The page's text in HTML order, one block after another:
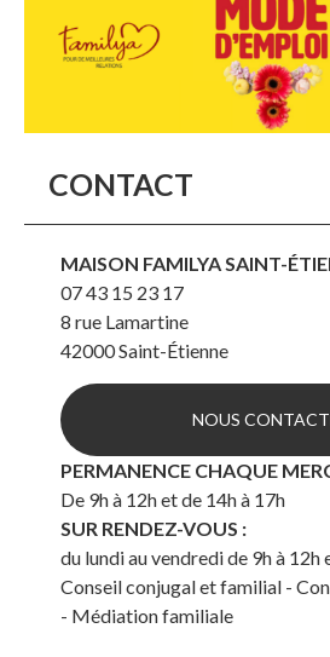
CONTACT
MAISON FAMILYA SAINT-
07 43 15 23 17
8 rue Lamartine
42000Saint-Étienne
NOUS
PERMANENCE CHAQUE
De 9h à 12h et de 14h à 17h
SUR RENDEZ-VOUS :
du lundi au vendredi de 9h à 12h
Conseil conjugal et familial -
- Médiation familiale